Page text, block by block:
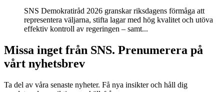
SNS Demokratiråd 2026 granskar riksdagens förmåga att
representera väljarna, stifta lagar med hög kvalitet och utöva
effektiv kontroll av regeringen – samt...
Missa inget från SNS. Prenumerera på
vårt nyhetsbrev
Ta del av våra senaste nyheter. Få nya insikter och håll dig